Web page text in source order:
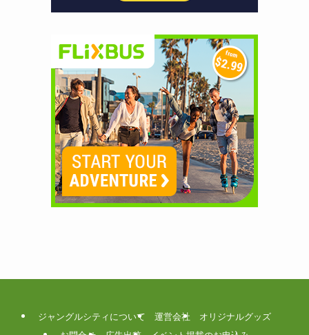
ジャングルシティについて 運営会社
オリジナルグッズ